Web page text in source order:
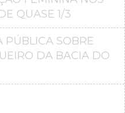
QUASE 1/3
PÚBLICA SOBRE
DA BACIA DO